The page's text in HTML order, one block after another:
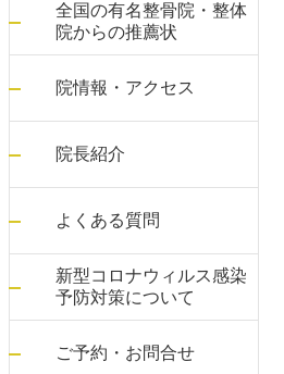
全国の有名整骨院・整体
院からの推薦状
院情報・アクセス
院長紹介
よくある質問
新型コロナウィルス感染
予防対策について
ご予約・お問合せ